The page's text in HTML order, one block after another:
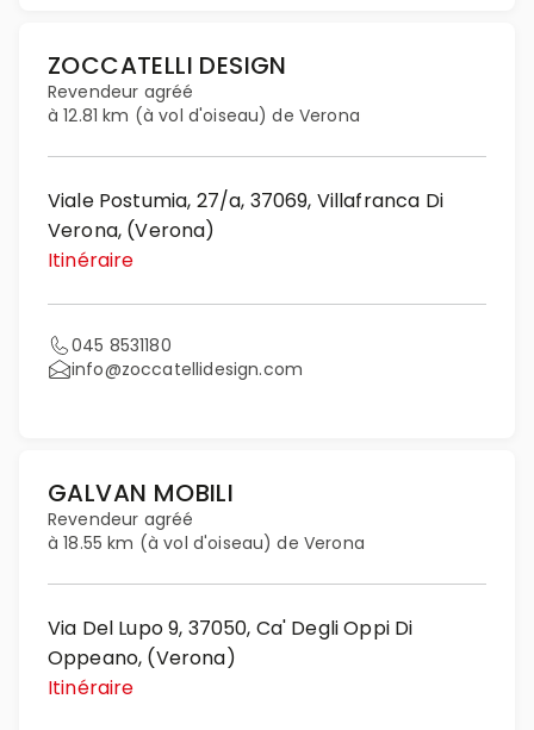
ZOCCATELLI DESIGN
Revendeur agréé
à 12.81 km (à vol d'oiseau) de Verona
Viale Postumia, 27/a, 37069, Villafranca Di
Verona, (Verona)
Itinéraire
045 8531180
info@zoccatellidesign.com
GALVAN MOBILI
Revendeur agréé
à 18.55 km (à vol d'oiseau) de Verona
Via Del Lupo 9, 37050, Ca' Degli Oppi Di
Oppeano, (Verona)
Itinéraire